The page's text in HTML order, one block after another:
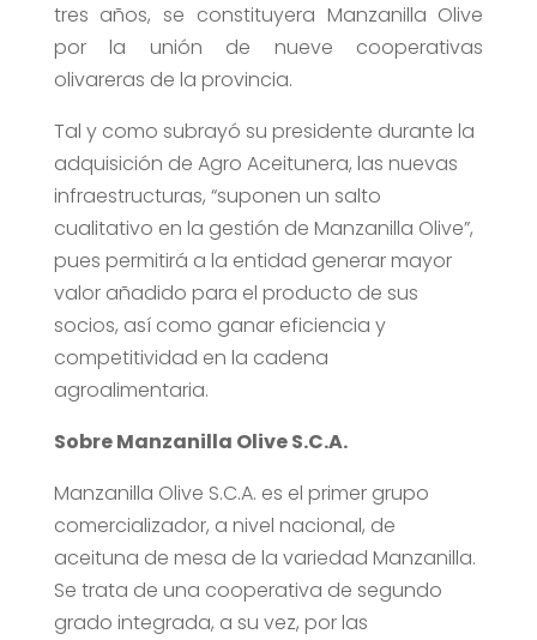
tres años, se constituyera Manzanilla Olive
por la unión de nueve cooperativas
olivareras de la provincia.
Tal y como subrayó su presidente durante la
adquisición de Agro Aceitunera, las nuevas
infraestructuras, “suponen un salto
cualitativo en la gestión de Manzanilla Olive”,
pues permitirá a la entidad generar mayor
valor añadido para el producto de sus
socios, así como ganar eficiencia y
competitividad en la cadena
agroalimentaria.
Sobre Manzanilla Olive S.C.A.
Manzanilla Olive S.C.A. es el primer grupo
comercializador, a nivel nacional, de
aceituna de mesa de la variedad Manzanilla.
Se trata de una cooperativa de segundo
grado integrada, a su vez, por las